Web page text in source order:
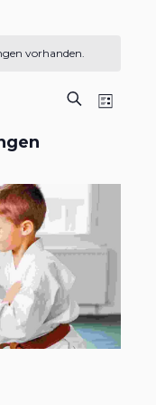
vorhanden.
SUCHE
LISTE